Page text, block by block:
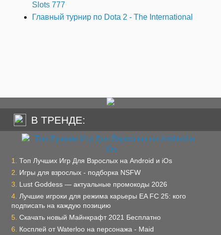
Slots 777
Главный турнир по Dota 2 - The International
В ТРЕНДЕ:
Топ Лучших Игр Для Взрослых на Android и iOs
Игры для взрослых - подборка NSFW
Lust Goddess — актуальные промокоды 2026
Лучшие игроки для режима карьеры EA FC 25: кого
подписать на каждую позицию
Скачать новый Майнкрафт 2021 Бесплатно
Косплей от Waterloo на персонажа - Maid